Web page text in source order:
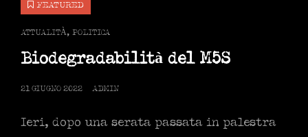
FEATURED
CAT
LINKS
ATTUALITÀ, POLITICA
Biodegradabilità del M5S
POSTED
21 GIUGNO 2022 ADMIN
Ieri, dopo una serata passata in palestra